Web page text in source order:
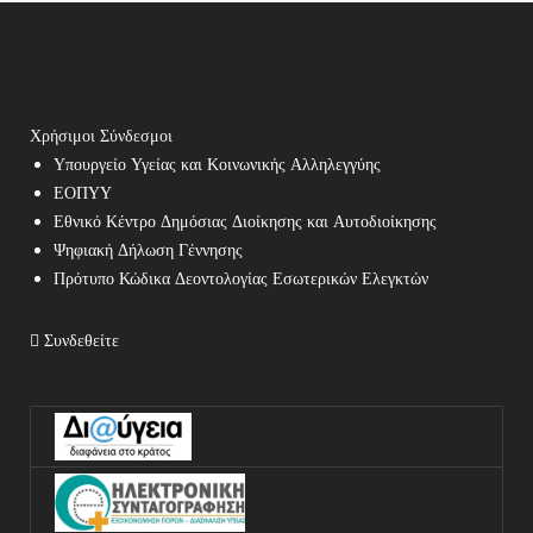
Χρήσιμοι Σύνδεσμοι
Υπουργείο Υγείας και Κοινωνικής Αλληλεγγύης
ΕΟΠΥΥ
Εθνικό Κέντρο Δημόσιας Διοίκησης και Αυτοδιοίκησης
Ψηφιακή Δήλωση Γέννησης
Πρότυπο Κώδικα Δεοντολογίας Εσωτερικών Ελεγκτών
Συνδεθείτε